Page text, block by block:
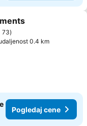
73
0.4 km
Pogledaj cene